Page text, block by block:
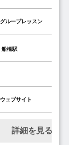
グループレッスン
船橋駅
ウェブサイト
詳細を見る